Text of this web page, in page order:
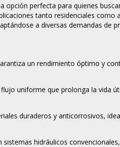
opción perfecta para quienes
tanto residenciales como
a diversas demandas de
un rendimiento óptimo y
uniforme que prolonga la vida
duraderos y anticorrosivos,
hidráulicos